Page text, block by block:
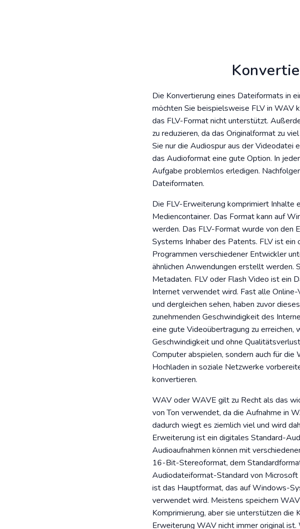
Die Konvertierung eines Dateiformats in
möchten Sie beispielsweise FLV in WAV
das FLV-Format nicht unterstützt.
zu reduzieren, da das Originalformat zu
Sie nur die Audiospur aus der Videodatei
das Audioformat eine gute Option. In
Aufgabe problemlos erledigen.
Dateiformaten.
Die FLV-Erweiterung komprimiert Inhalte
Mediencontainer. Das Format kann auf
werden. Das FLV-Format wurde von
Systems Inhaber des Patents. FLV ist ein
Programmen verschiedener Entwickler
ähnlichen Anwendungen erstellt werden.
Metadaten. FLV oder Flash Video ist ein
Internet verwendet wird. Fast alle Online-
und dergleichen sehen, haben zuvor
zunehmenden Geschwindigkeit des
eine gute Videoübertragung zu
Geschwindigkeit und ohne
Computer abspielen, sondern auch für
Hochladen in soziale Netzwerke
konvertieren.
WAV oder WAVE gilt zu Recht als das
von Ton verwendet, da die Aufnahme in
dadurch wiegt es ziemlich viel und wird
Erweiterung ist ein digitales Standard-
Audioaufnahmen können mit
16-Bit-Stereoformat, dem
Audiodateiformat-Standard von Microsoft
ist das Hauptformat, das auf Windows-
verwendet wird. Meistens speichern
Komprimierung, aber sie unterstützen die
Erweiterung WAV nicht immer original